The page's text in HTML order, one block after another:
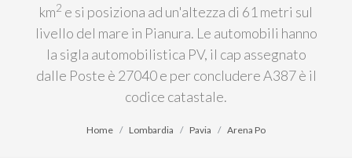
km2 e si posiziona ad un'altezza di 61 metri sul
livello del mare in Pianura. Le automobili hanno
la sigla automobilistica PV, il cap assegnato
dalle Poste è 27040 e per concludere A387 è il
codice catastale.
Home Lombardia Pavia Arena Po